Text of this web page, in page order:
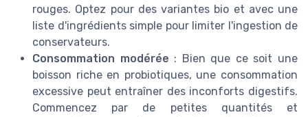
rouges. Optez pour des variantes bio et avec une
liste d'ingrédients simple pour limiter l'ingestion de
conservateurs.
Consommation modérée : Bien que ce soit une
boisson riche en probiotiques, une consommation
excessive peut entraîner des inconforts digestifs.
Commencez par de petites quantités et